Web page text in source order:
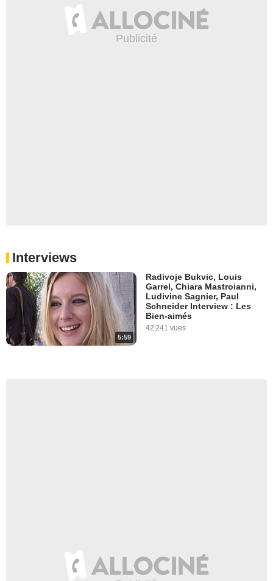
Interviews
5:59
Radivoje Bukvic, Louis
Garrel, Chiara Mastroianni,
Ludivine Sagnier, Paul
Schneider Interview : Les
Bien-aimés
42 241 vues